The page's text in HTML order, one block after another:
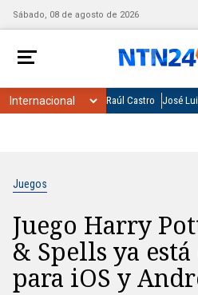
Sábado, 08 de agosto de 2026
Raúl Castro José
Juegos
Juego Harry
& Spells ya
para iOS y